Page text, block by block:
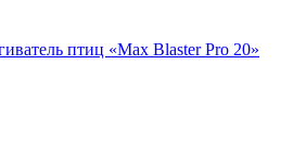
птиц «Max Blaster Pro 20»